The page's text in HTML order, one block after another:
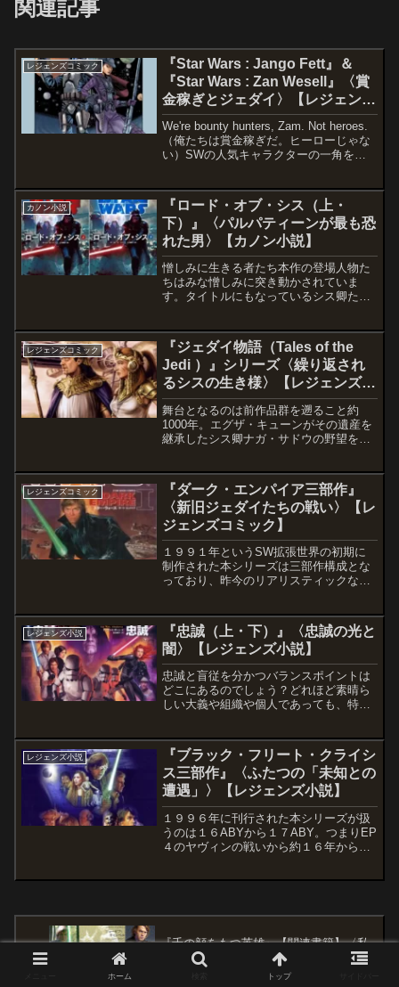
関連記事
レジェンズコミック
『Star Wars : Jango Fett』＆
『Star Wars : Zan Wesell』〈賞
金稼ぎとジェダイ〉【レジェンズ
コミック】（未邦訳）
We're bounty hunters, Zam. Not heroes.
（俺たちは賞金稼ぎだ。ヒーローじゃな
い）SWの人気キャラクターの一角を占
や秩序など鼻で笑い飛...
カノン小説
『ロード・オブ・シス（上・
下）』〈パルパティーンが最も恐
れた男〉【カノン小説】
憎しみに生きる者たち本作の登場人物た
ちはみな憎しみに突き動かされていま
す。タイトルにもなっているシス卿たち
憎しみに駆られながら戦い続けていると
いう点では彼らと変わるとこ...
レジェンズコミック
『ジェダイ物語（Tales of the
Jedi ）』シリーズ〈繰り返され
るシスの生き様〉【レジェンズコ
ミック（未邦訳）】（3 of 3）
舞台となるのは前作品群を遡ること約
1000年。エグザ・キューンがその遺産を
継承したシス卿ナガ・サドウの野望を中
相が描かれます。主人公となるのはゲイ
ヴとジョリのダラゴン兄...
レジェンズコミック
『ダーク・エンパイア三部作』
〈新旧ジェダイたちの戦い〉【レ
ジェンズコミック】
１９９１年というSW拡張世界の初期に
制作された本シリーズは三部作構成とな
っており、昨今のリアリスティックな雰
味を色濃く残す「レトロなファンタジー
作品」といった趣きの世界...
レジェンズ小説
『忠誠（上・下）』〈忠誠の光と
闇〉【レジェンズ小説】
忠誠と盲従を分かつバランスポイントは
どこにあるのでしょう？どれほど素晴ら
しい大義や組織や個人であっても、特定
代と言わざるを得ません。私ならばその
ような時代にスリルやロマ...
レジェンズ小説
『ブラック・フリート・クライシ
ス三部作』〈ふたつの「未知との
遭遇」〉【レジェンズ小説】
１９９６年に刊行された本シリーズが扱
うのは１６ABYから１７ABY。つまりEP
４のヤヴィンの戦いから約１６年から１
『千の顔をもつ英雄』【関連書籍】〈私
たちはそれをスター・ウォーズという名
で〉＃５：フォースに惑う者たち
ホーム トップ